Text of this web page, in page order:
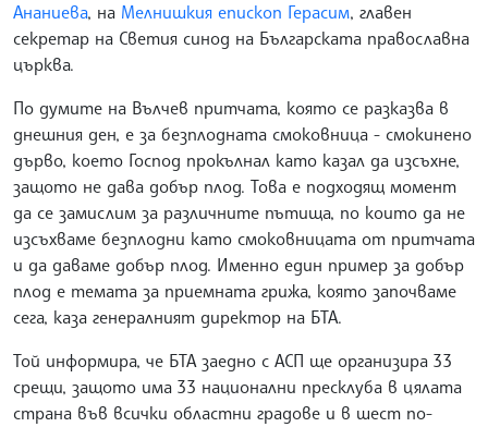
Ананиева, на Мелнишкия епископ Герасим, главен
секретар на Светия синод на Българската православна
църква.
По думите на Вълчев притчата, която се разказва в
днешния ден, е за безплодната смоковница - смокинено
дърво, което Господ прокълнал като казал да изсъхне,
защото не дава добър плод. Това е подходящ момент
да се замислим за различните пътища, по които да не
изсъхваме безплодни като смоковницата от притчата
и да даваме добър плод. Именно един пример за добър
плод е темата за приемната грижа, която започваме
сега, каза генералният директор на БТА.
Той информира, че БТА заедно с АСП ще организира 33
срещи, защото има 33 национални пресклуба в цялата
страна във всички областни градове и в шест по-